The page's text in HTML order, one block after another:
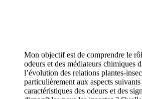
Mon objectif est de comprendre le
odeurs et des médiateurs chimiques
l’évolution des relations plantes-
particulièrement aux aspects
caractéristiques des odeurs et des